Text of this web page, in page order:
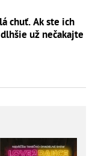
chuť. Ak ste ich
už nečakajte